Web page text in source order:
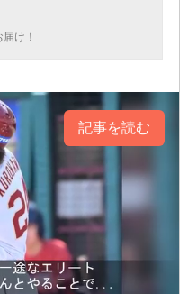
け！
記事を読む